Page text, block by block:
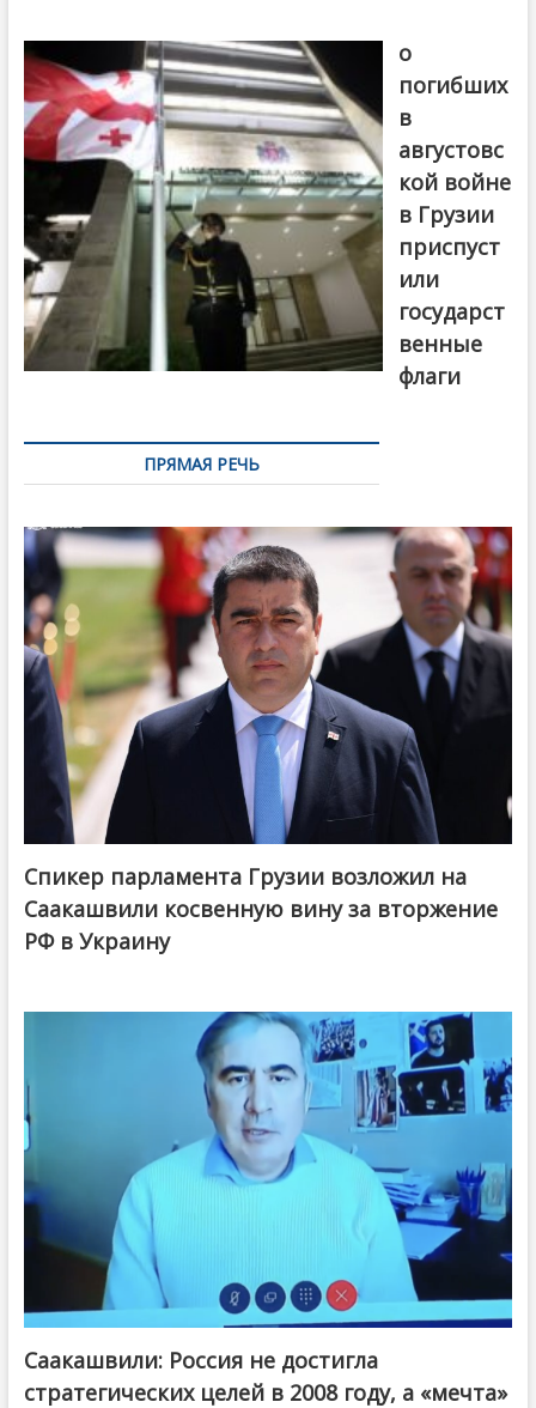
о
погибших
в
августовс
кой войне
в Грузии
приспуст
или
государст
венные
флаги
ПРЯМАЯ РЕЧЬ
Спикер парламента Грузии возложил на
Саакашвили косвенную вину за вторжение
РФ в Украину
Саакашвили: Россия не достигла
стратегических целей в 2008 году, а «мечта»